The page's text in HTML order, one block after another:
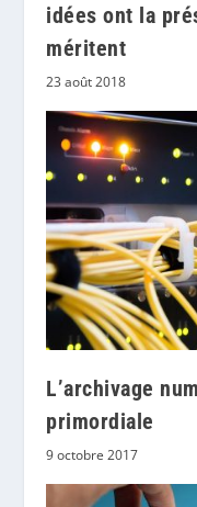
idées ont la
méritent
23 août 2018
L’archivage
primordiale
9 octobre 2017